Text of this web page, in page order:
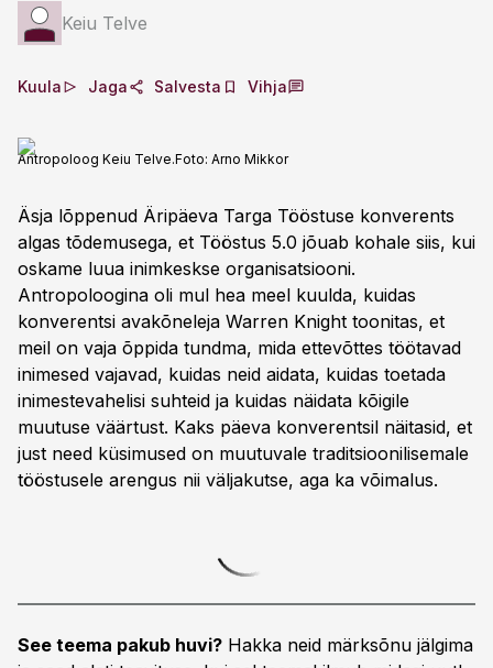
Keiu Telve
Kuula Jaga Salvesta Vihja
Antropoloog Keiu Telve.Foto: Arno Mikkor
Äsja lõppenud Äripäeva Targa Tööstuse konverents
algas tõdemusega, et Tööstus 5.0 jõuab kohale siis, kui
oskame luua inimkeskse organisatsiooni.
Antropoloogina oli mul hea meel kuulda, kuidas
konverentsi avakõneleja Warren Knight toonitas, et
meil on vaja õppida tundma, mida ettevõttes töötavad
inimesed vajavad, kuidas neid aidata, kuidas toetada
inimestevahelisi suhteid ja kuidas näidata kõigile
muutuse väärtust. Kaks päeva konverentsil näitasid, et
just need küsimused on muutuvale traditsioonilisemale
tööstusele arengus nii väljakutse, aga ka võimalus.
See teema pakub huvi? Hakka neid märksõnu jälgima